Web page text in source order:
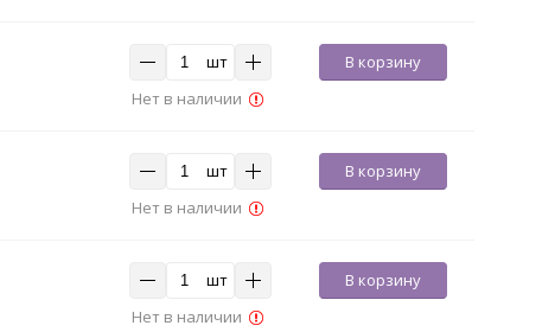
шт
В корзину
Нет в наличии
шт
В корзину
Нет в наличии
шт
В корзину
Нет в наличии